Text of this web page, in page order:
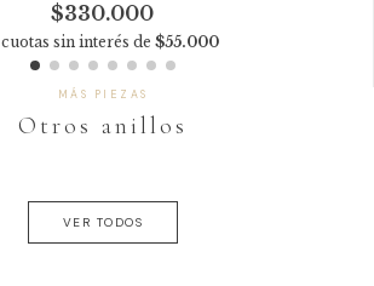
$330.000
cuotas sin interés de $55.000
MÁS PIEZAS
Otros anillos
VER TODOS